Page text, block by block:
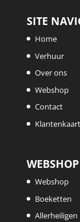
SITE
Home
Verhuur
Over ons
Webshop
Contact
Klantenkaart
WEBSHOP
Webshop
Boeketten
Allerheiligen